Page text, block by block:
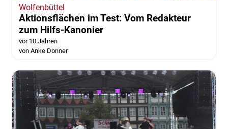
Wolfenbüttel
Aktionsflächen im Test: Vom Redakteur
zum Hilfs-Kanonier
vor 10 Jahren
von Anke Donner